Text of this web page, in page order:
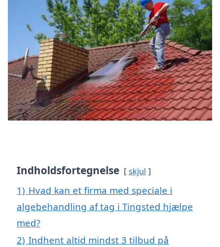
Indholdsfortegnelse skjul
1) Hvad kan et firma med speciale i
algebehandling af tag i Tingsted hjælpe
med?
2) Indhent altid mindst 3 tilbud på